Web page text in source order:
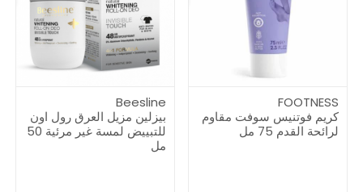
FOOTNESS
كريم فوتنيس سوفت مقاوم
لرائحة القدم 75 مل
Beesline
بيزلين مزيل العرق رول اون
للتبييض لمسة غير مرئية 50
مل